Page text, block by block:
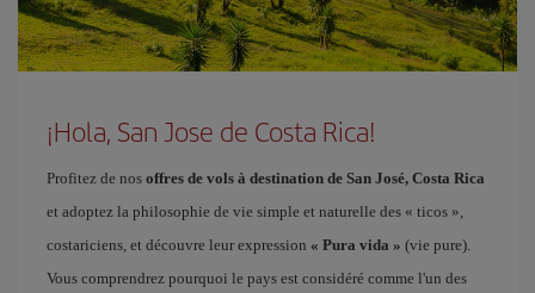
¡Hola, San Jose de Costa Rica!
Profitez de nos offres de vols à destination de San José, Costa Rica
et adoptez la philosophie de vie simple et naturelle des « ticos »,
costariciens, et découvre leur expression « Pura vida » (vie pure).
Vous comprendrez pourquoi le pays est considéré comme l'un des